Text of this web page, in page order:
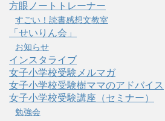
方眼ノートトレーナー
すごい！読書感想文教室
「せいりん会」
お知らせ
インスタライブ
女子小学校受験メルマガ
女子小学校受験樹ママのアドバイス
女子小学校受験講座（セミナー）
勉強会